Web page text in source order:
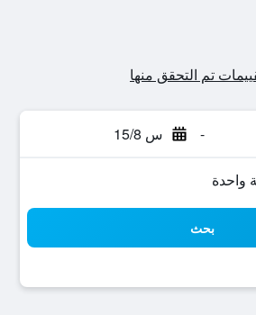
- س 15/8
بحث